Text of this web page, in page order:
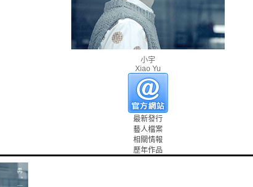
小宇
Xiao Yu
最新發行
藝人檔案
相關情報
歷年作品